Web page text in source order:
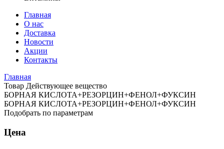
Главная
О нас
Доставка
Новости
Акции
Контакты
Главная
Товар Действующее вещество
БОРНАЯ КИСЛОТА+РЕЗОРЦИН+ФЕНОЛ+ФУКСИН
БОРНАЯ КИСЛОТА+РЕЗОРЦИН+ФЕНОЛ+ФУКСИН
Подобрать по параметрам
Цена